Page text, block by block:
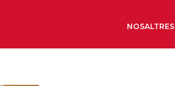
NOSALTRES